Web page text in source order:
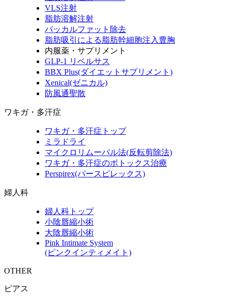
VLS注射
脂肪溶解注射
バッカルファット除去
脂肪吸引による脂肪幹細胞注入豊胸
内服薬・サプリメント
GLP-1 リベルサス
BBX Plus(ダイエットサプリメント)
Xenical(ゼニカル)
防風通聖散
ワキガ・多汗症
ワキガ・多汗症トップ
ミラドライ
マイクロリムーバル法(反転剪除法)
ワキガ・多汗症のボトックス治療
Perspirex(パースピレックス)
婦人科
婦人科トップ
小陰唇縮小術
大陰唇縮小術
Pink Intimate System
(ピンクインティメイト)
OTHER
ピアス